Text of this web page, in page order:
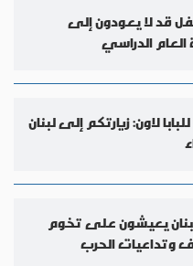
ألف طفل قد لا يعودون إلى
العام الدراسي
لاون: زيارتكم إلى لبنان
يعيشون على تخوم
وتداعيات الحرب